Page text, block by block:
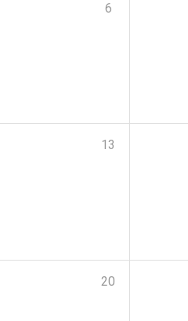
6
13
20